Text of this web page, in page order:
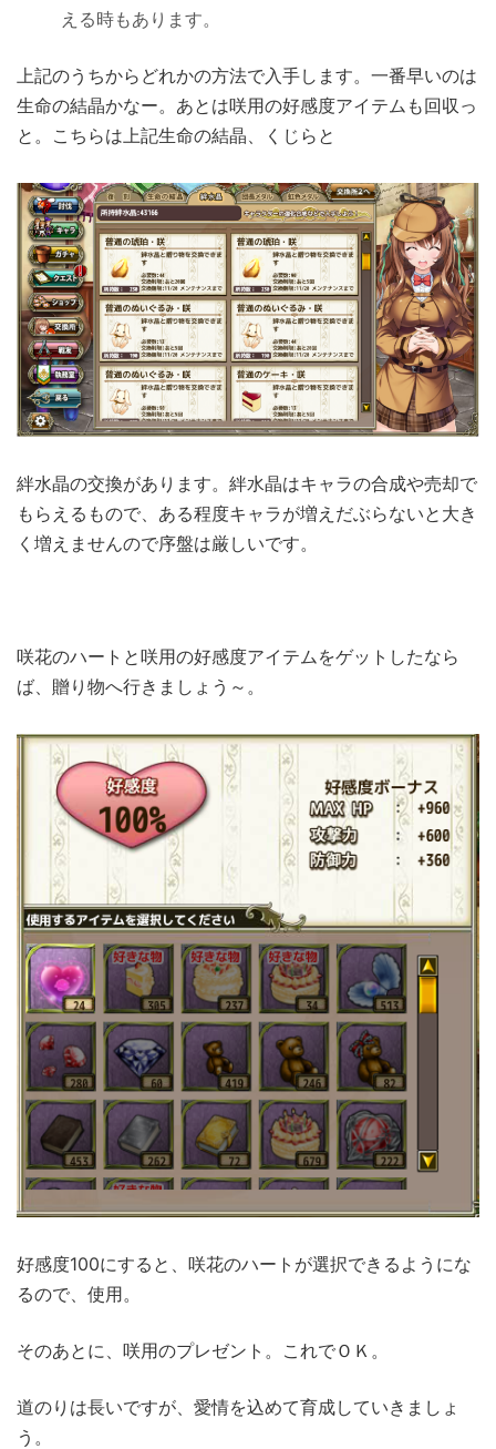
える時もあります。
上記のうちからどれかの方法で入手します。一番早いのは
生命の結晶かなー。あとは咲用の好感度アイテムも回収っ
と。こちらは上記生命の結晶、くじらと
絆水晶の交換があります。絆水晶はキャラの合成や売却で
もらえるもので、ある程度キャラが増えだぶらないと大き
く増えませんので序盤は厳しいです。
咲花のハートと咲用の好感度アイテムをゲットしたなら
ば、贈り物へ行きましょう～。
好感度100にすると、咲花のハートが選択できるようにな
るので、使用。
そのあとに、咲用のプレゼント。これでＯＫ。
道のりは長いですが、愛情を込めて育成していきましょ
う。